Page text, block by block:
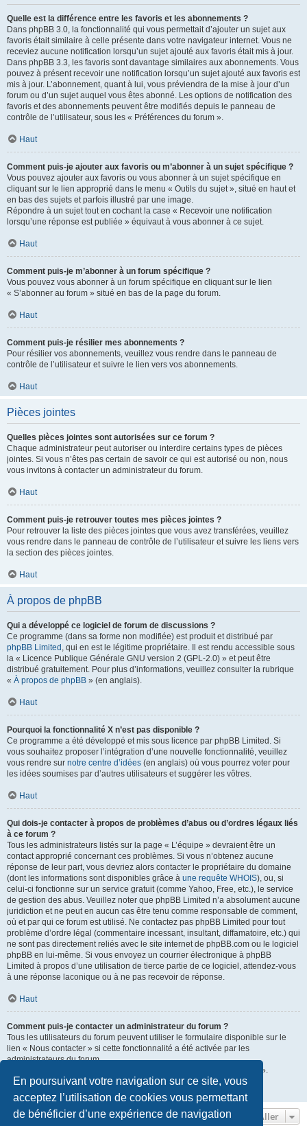
En poursuivant votre navigation sur ce site, vous
acceptez l’utilisation de cookies vous permettant
de bénéficier d’une expérience de navigation
Quelle est la différence entre les favoris et les abonnements ?
Dans phpBB 3.0, la fonctionnalité qui vous permettait d’ajouter un sujet aux
favoris était similaire à celle présente dans votre navigateur internet. Vous ne
receviez aucune notification lorsqu’un sujet ajouté aux favoris était mis à jour.
Dans phpBB 3.3, les favoris sont davantage similaires aux abonnements. Vous
pouvez à présent recevoir une notification lorsqu’un sujet ajouté aux favoris est
mis à jour. L’abonnement, quant à lui, vous préviendra de la mise à jour d’un
forum ou d’un sujet auquel vous êtes abonné. Les options de notification des
favoris et des abonnements peuvent être modifiés depuis le panneau de
contrôle de l’utilisateur, sous les « Préférences du forum ».
Haut
Comment puis-je ajouter aux favoris ou m’abonner à un sujet spécifique ?
Vous pouvez ajouter aux favoris ou vous abonner à un sujet spécifique en
cliquant sur le lien approprié dans le menu « Outils du sujet », situé en haut et
en bas des sujets et parfois illustré par une image.
Répondre à un sujet tout en cochant la case « Recevoir une notification
lorsqu’une réponse est publiée » équivaut à vous abonner à ce sujet.
Haut
Comment puis-je m’abonner à un forum spécifique ?
Vous pouvez vous abonner à un forum spécifique en cliquant sur le lien
« S’abonner au forum » situé en bas de la page du forum.
Haut
Comment puis-je résilier mes abonnements ?
Pour résilier vos abonnements, veuillez vous rendre dans le panneau de
contrôle de l’utilisateur et suivre le lien vers vos abonnements.
Haut
Pièces jointes
Quelles pièces jointes sont autorisées sur ce forum ?
Chaque administrateur peut autoriser ou interdire certains types de pièces
jointes. Si vous n’êtes pas certain de savoir ce qui est autorisé ou non, nous
vous invitons à contacter un administrateur du forum.
Haut
Comment puis-je retrouver toutes mes pièces jointes ?
Pour retrouver la liste des pièces jointes que vous avez transférées, veuillez
vous rendre dans le panneau de contrôle de l’utilisateur et suivre les liens vers
la section des pièces jointes.
Haut
À propos de phpBB
Qui a développé ce logiciel de forum de discussions ?
Ce programme (dans sa forme non modifiée) est produit et distribué par
phpBB Limited , qui en est le légitime propriétaire. Il est rendu accessible sous
la « Licence Publique Générale GNU version 2 (GPL-2.0) » et peut être
distribué gratuitement. Pour plus d’informations, veuillez consulter la rubrique
« À propos de phpBB » (en anglais).
Haut
Pourquoi la fonctionnalité X n’est pas disponible ?
Ce programme a été développé et mis sous licence par phpBB Limited. Si
vous souhaitez proposer l’intégration d’une nouvelle fonctionnalité, veuillez
vous rendre sur notre centre d’idées (en anglais) où vous pourrez voter pour
les idées soumises par d’autres utilisateurs et suggérer les vôtres.
Haut
Qui dois-je contacter à propos de problèmes d’abus ou d’ordres légaux liés
à ce forum ?
Tous les administrateurs listés sur la page « L’équipe » devraient être un
contact approprié concernant ces problèmes. Si vous n’obtenez aucune
réponse de leur part, vous devriez alors contacter le propriétaire du domaine
(dont les informations sont disponibles grâce à une requête WHOIS), ou, si
celui-ci fonctionne sur un service gratuit (comme Yahoo, Free, etc.), le service
de gestion des abus. Veuillez noter que phpBB Limited n’a absolument aucune
juridiction et ne peut en aucun cas être tenu comme responsable de comment,
où et par qui ce forum est utilisé. Ne contactez pas phpBB Limited pour tout
problème d’ordre légal (commentaire incessant, insultant, diffamatoire, etc.) qui
ne sont pas directement reliés avec le site internet de phpBB.com ou le logiciel
phpBB en lui-même. Si vous envoyez un courrier électronique à phpBB
Limited à propos d’une utilisation de tierce partie de ce logiciel, attendez-vous
à une réponse laconique ou à ne pas recevoir de réponse.
Haut
Comment puis-je contacter un administrateur du forum ?
Tous les utilisateurs du forum peuvent utiliser le formulaire disponible sur le
lien « Nous contacter » si cette fonctionnalité a été activée par les
administrateurs du forum.
Les membres du forum peuvent également utiliser le lien « L’équipe ».
Aller